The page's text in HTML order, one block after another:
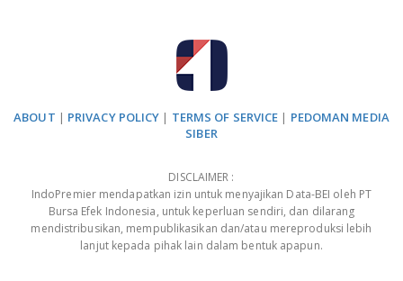
ABOUT | PRIVACY POLICY | TERMS OF SERVICE | PEDOMAN MEDIA
SIBER
DISCLAIMER :
IndoPremier mendapatkan izin untuk menyajikan Data-BEI oleh PT
Bursa Efek Indonesia, untuk keperluan sendiri, dan dilarang
mendistribusikan, mempublikasikan dan/atau mereproduksi lebih
lanjut kepada pihak lain dalam bentuk apapun.